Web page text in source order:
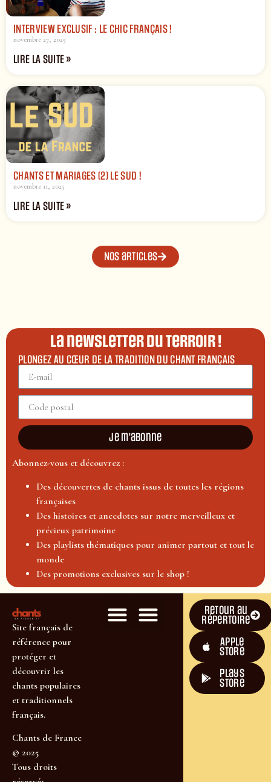
INTERVIEW EXCLUSIF : LE CHIC FRANÇAIS !
novembre 27, 2025
LIRE LA SUITE »
CHANTS ET MARIAGES (2) LE SUD !
novembre 11, 2025
LIRE LA SUITE »
Nos articles
La newsletter du terroir !
PLONGEZ AU CŒUR DE LA TRADITION DU CHANT FRANÇAIS
Je m'abonne
Abonnez-vous et découvrez :
Des découvertes de chants issus de toutes les régions
françaises
Des histoires et anecdotes sur notre merveilleux et
précieux patrimoine
Des playlists thématiques pour animer partout et tout le
monde
Des promotions exclusives sur le shop !
Site français de
référence pour
protéger et
découvrir les
chants populaires
et traditionnels
français.
Chants de France
© 2025
Tous droits
Retour au
répertoire
Apple
Store
plays
store